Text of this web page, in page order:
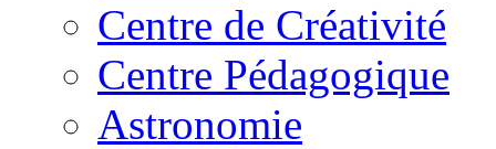
Centre de Créativité
Centre Pédagogique
Astronomie